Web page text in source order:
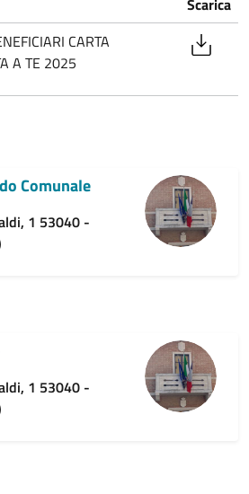
Scarica
CARTA
A TE 2025
Comunale
1 53040 -
1 53040 -